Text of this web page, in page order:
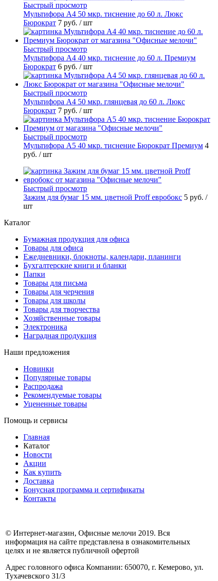
Быстрый просмотр
Мультифора А4 50 мкр. тиснение до 60 л. Люкс
Бюрократ 7 руб. / шт
Быстрый просмотр
Мультифора А4 40 мкр. тиснение до 60 л. Премиум
Бюрократ 6 руб. / шт
Быстрый просмотр
Мультифора А4 50 мкр. глянцевая до 60 л. Люкс
Бюрократ 7 руб. / шт
Быстрый просмотр
Мультифора А5 40 мкр. тиснение Бюрократ Премиум 4
руб. / шт
Быстрый просмотр
Зажим для бумаг 15 мм. цветной Proff евробокс 5 руб. /
шт
Каталог
Бумажная продукция для офиса
Товары для офиса
Ежедневники, блокноты, календари, планинги
Бухгалтерские книги и бланки
Папки
Товары для письма
Товары для черчения
Товары для школы
Товары для творчества
Хозяйственные товары
Электроника
Наградная продукция
Наши предложения
Новинки
Популярные товары
Распродажа
Рекомендуемые товары
Уцененные товары
Помощь и сервисы
Главная
Каталог
Новости
Акции
Как купить
Доставка
Бонусная программа и сертификаты
Контакты
© Интернет-магазин, Офисные мелочи 2019. Вся
информация на сайте представлена в ознакомительных
целях и не является публичной офертой
Адрес головного офиса Компании: 650070, г. Кемерово, ул.
Тухачевского 31/3